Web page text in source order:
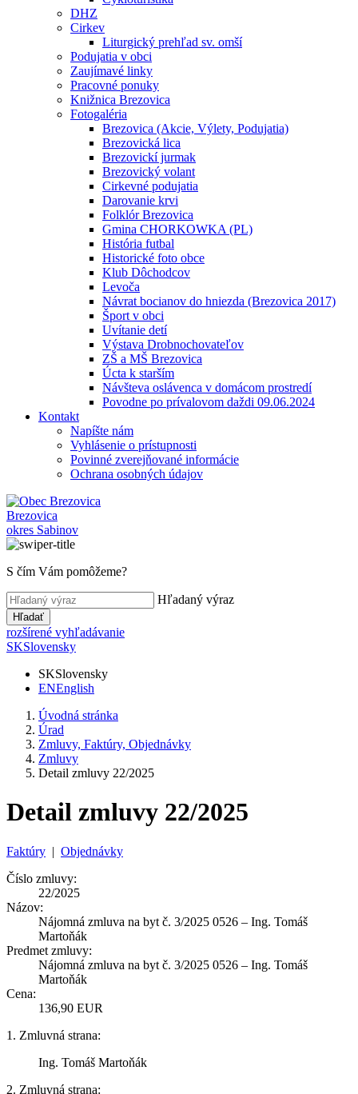
DHZ
Cirkev
Liturgický prehľad sv. omší
Podujatia v obci
Zaujímavé linky
Pracovné ponuky
Knižnica Brezovica
Fotogaléria
Brezovica (Akcie, Výlety, Podujatia)
Brezovická lica
Brezovickí jurmak
Brezovický volant
Cirkevné podujatia
Darovanie krvi
Folklór Brezovica
Gmina CHORKOWKA (PL)
História futbal
Historické foto obce
Klub Dôchodcov
Levoča
Návrat bocianov do hniezda (Brezovica 2017)
Šport v obci
Uvítanie detí
Výstava Drobnochovateľov
ZŠ a MŠ Brezovica
Úcta k starším
Návšteva oslávenca v domácom prostredí
Povodne po prívalovom daždi 09.06.2024
Kontakt
Napíšte nám
Vyhlásenie o prístupnosti
Povinné zverejňované informácie
Ochrana osobných údajov
Brezovica
okres Sabinov
S čím Vám pomôžeme?
Hľadaný výraz
Hľadať
rozšírené vyhľadávanie
SKSlovensky
SKSlovensky
ENEnglish
Úvodná stránka
Úrad
Zmluvy, Faktúry, Objednávky
Zmluvy
Detail zmluvy 22/2025
Detail zmluvy 22/2025
Faktúry | Objednávky
Číslo zmluvy:
22/2025
Názov:
Nájomná zmluva na byt č. 3/2025 0526 – Ing. Tomáš
Martoňák
Predmet zmluvy:
Nájomná zmluva na byt č. 3/2025 0526 – Ing. Tomáš
Martoňák
Cena:
136,90 EUR
1. Zmluvná strana:
Ing. Tomáš Martoňák
2. Zmluvná strana: